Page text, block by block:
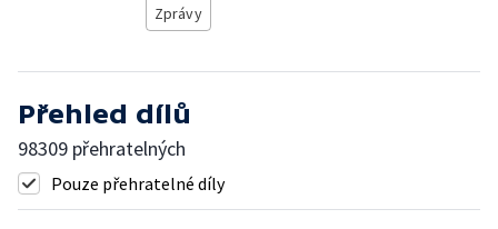
Zprávy
Přehled dílů
98309 přehratelných
Pouze přehratelné díly